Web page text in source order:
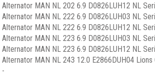
Alternator MAN NL 202 6.9 D0826LUH12 NL
Alternator MAN NL 222 6.9 D0826LUH03 NL
Alternator MAN NL 222 6.9 D0826LUH12 NL
Alternator MAN NL 223 6.9 D0826LUH03 NL
Alternator MAN NL 223 6.9 D0826LUH12 NL
Alternator MAN NL 243 12.0 E2866DUH04 Lions
-